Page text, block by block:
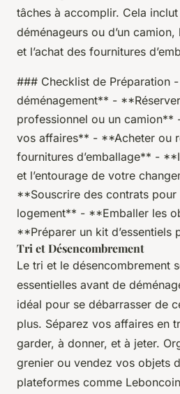
tâches à accomplir. Cela
déménageurs ou d’un
et l’achat des fournitures
### Checklist de Préparation
déménagement** -
professionnel ou un
vos affaires** - **Acheter ou
fournitures d’emballage** -
et l’entourage de votre
**Souscrire des contrats pour
logement** - **Emballer les
**Préparer un kit
Tri et Désencombrement
Le tri et le désencombrement
essentielles avant de
idéal pour se débarrasser de
plus. Séparez vos affaires en
garder, à donner, et à jeter.
grenier ou vendez vos objets
plateformes comme